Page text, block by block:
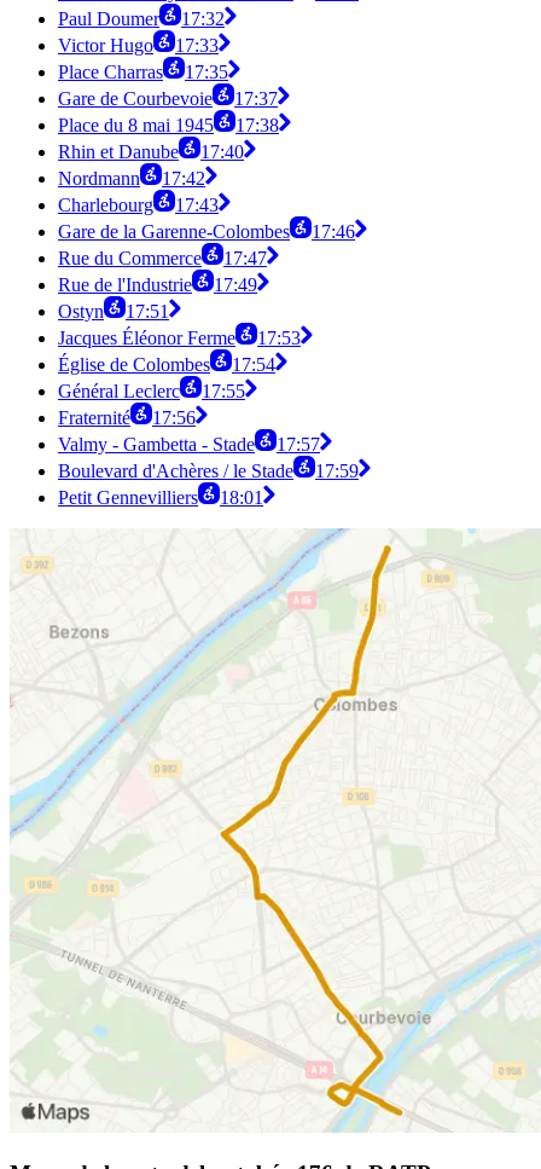
Paul Doumer
17:32
Victor Hugo
17:33
Place Charras
17:35
Gare de Courbevoie
17:37
Place du 8 mai 1945
17:38
Rhin et Danube
17:40
Nordmann
17:42
Charlebourg
17:43
Gare de la Garenne-Colombes
17:46
Rue du Commerce
17:47
Rue de l'Industrie
17:49
Ostyn
17:51
Jacques Éléonor Ferme
17:53
Église de Colombes
17:54
Général Leclerc
17:55
Fraternité
17:56
Valmy - Gambetta - Stade
17:57
Boulevard d'Achères / le Stade
17:59
Petit Gennevilliers
18:01